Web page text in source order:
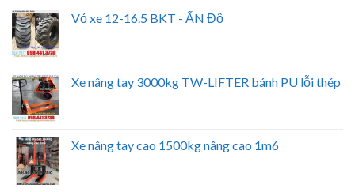
Vỏ xe 12-16.5 BKT - ẤN Độ
Xe nâng tay 3000kg TW-LIFTER bánh PU lỗi thép
Xe nâng tay cao 1500kg nâng cao 1m6